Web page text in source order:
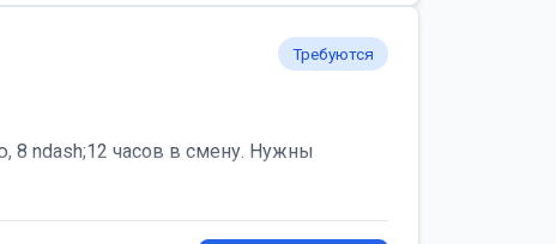
Требуются
ndash;12 часов в смену. Нужны